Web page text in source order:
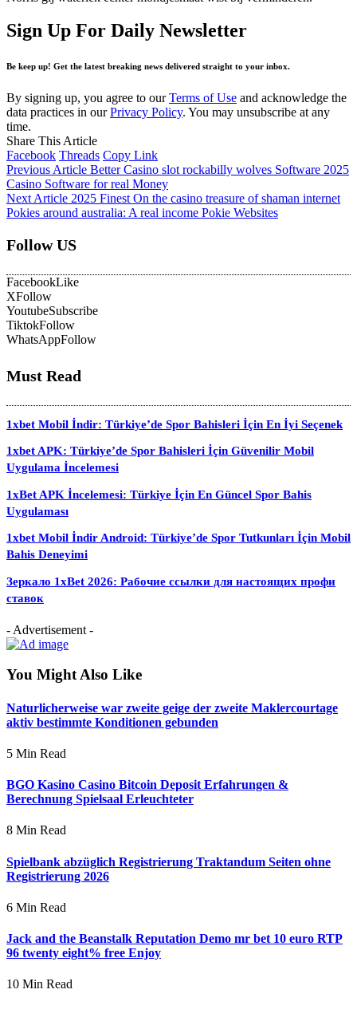
Sign Up For Daily Newsletter
Be keep up! Get the latest breaking news delivered straight to your inbox.
By signing up, you agree to ourTerms of Use and acknowledge the
data practices in ourPrivacy Policy. You may unsubscribe at any
time.
Share This Article
Facebook Threads Copy Link
Previous Article Better Casino slot rockabilly wolves Software 2025
Casino Software for real Money
Next Article 2025 Finest On the casino treasure of shaman internet
Pokies around australia: A real income Pokie Websites
Follow US
FacebookLike
XFollow
YoutubeSubscribe
TiktokFollow
WhatsAppFollow
Must Read
1xbet Mobil İndir: Türkiye’de Spor Bahisleri İçin En İyi Seçenek
1xbet APK: Türkiye’de Spor Bahisleri İçin Güvenilir Mobil
Uygulama İncelemesi
1xBet APK İncelemesi: Türkiye İçin En Güncel Spor Bahis
Uygulaması
1xbet Mobil İndir Android: Türkiye’de Spor Tutkunları İçin Mobil
Bahis Deneyimi
Зеркало 1xBet 2026: Рабочие ссылки для настоящих профи
ставок
- Advertisement -
You Might Also Like
Naturlicherweise war zweite geige der zweite Maklercourtage
aktiv bestimmte Konditionen gebunden
5 Min Read
BGO Kasino Casino Bitcoin Deposit Erfahrungen &
Berechnung Spielsaal Erleuchteter
8 Min Read
Spielbank abzüglich Registrierung Traktandum Seiten ohne
Registrierung 2026
6 Min Read
Jack and the Beanstalk Reputation Demo mr bet 10 euro RTP
96 twenty eight% free Enjoy
10 Min Read